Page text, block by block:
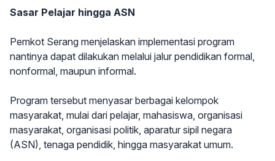
Sasar Pelajar hingga ASN
Pemkot Serang menjelaskan implementasi program
nantinya dapat dilakukan melalui jalur pendidikan formal,
nonformal, maupun informal.
Program tersebut menyasar berbagai kelompok
masyarakat, mulai dari pelajar, mahasiswa, organisasi
masyarakat, organisasi politik, aparatur sipil negara
(ASN), tenaga pendidik, hingga masyarakat umum.